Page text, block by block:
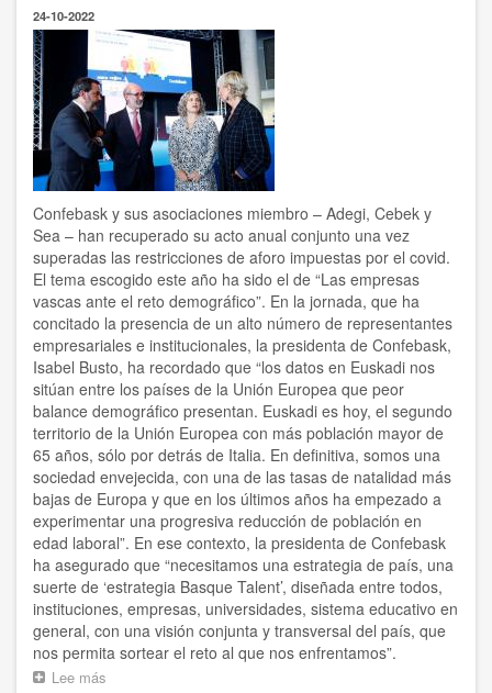
24-10-2022
Confebask y sus asociaciones miembro – Adegi, Cebek y
Sea – han recuperado su acto anual conjunto una vez
superadas las restricciones de aforo impuestas por el covid.
El tema escogido este año ha sido el de “Las empresas
vascas ante el reto demográfico”. En la jornada, que ha
concitado la presencia de un alto número de representantes
empresariales e institucionales, la presidenta de Confebask,
Isabel Busto, ha recordado que “los datos en Euskadi nos
sitúan entre los países de la Unión Europea que peor
balance demográfico presentan. Euskadi es hoy, el segundo
territorio de la Unión Europea con más población mayor de
65 años, sólo por detrás de Italia. En definitiva, somos una
sociedad envejecida, con una de las tasas de natalidad más
bajas de Europa y que en los últimos años ha empezado a
experimentar una progresiva reducción de población en
edad laboral”. En ese contexto, la presidenta de Confebask
ha asegurado que “necesitamos una estrategia de país, una
suerte de ‘estrategia Basque Talent’, diseñada entre todos,
instituciones, empresas, universidades, sistema educativo en
general, con una visión conjunta y transversal del país, que
nos permita sortear el reto al que nos enfrentamos”.
Lee más